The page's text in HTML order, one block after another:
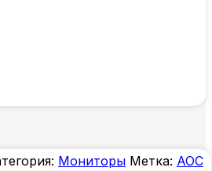
Мониторы Метка: AOC